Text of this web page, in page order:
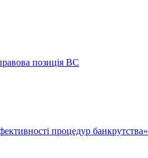
позиція ВС
процедур банкрутства»